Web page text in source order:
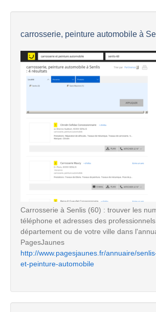
carrosserie, peinture automobile à
Carrosserie à Senlis (60) : trouver les
téléphone et adresses des
département ou de votre ville dans
PagesJaunes
http://www.pagesjaunes.fr/annuaire/
et-peinture-automobile